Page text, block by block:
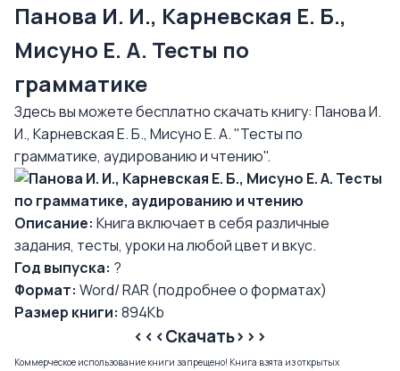
Панова И. И., Карневская Е. Б.,
Мисуно Е. А. Тесты по
грамматике
Здесь вы можете бесплатно скачать книгу: Панова И.
И., Карневская Е. Б., Мисуно Е. А. "Тесты по
грамматике, аудированию и чтению".
Описание: Книга включает в себя различные
задания, тесты, уроки на любой цвет и вкус.
Год выпуска: ?
Формат: Word/ RAR (подробнее о форматах)
Размер книги: 894Kb
<<<Скачать>>>
Коммерческое использование книги запрещено! Книга взята из открытых